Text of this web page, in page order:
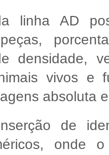
linha AD
densidade,
vivos e
absoluta
de
onde